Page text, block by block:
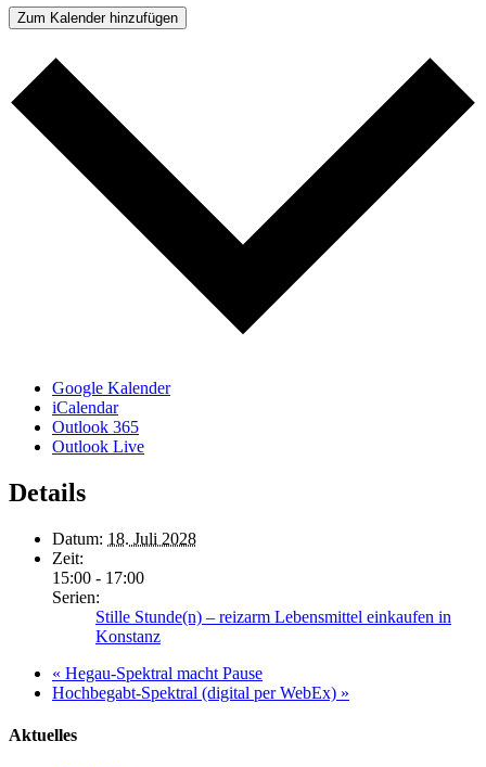
Zum Kalender hinzufügen
Google Kalender
iCalendar
Outlook 365
Outlook Live
Details
Datum: 18. Juli 2028
Zeit:
15:00 - 17:00
Serien:
Stille Stunde(n) – reizarm Lebensmittel einkaufen in
Konstanz
« Hegau-Spektral macht Pause
Hochbegabt-Spektral (digital per WebEx) »
Aktuelles